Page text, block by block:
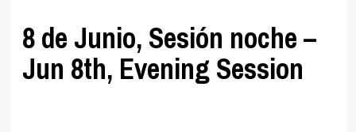
8 de Junio, Sesión noche –
Jun 8th, Evening Session